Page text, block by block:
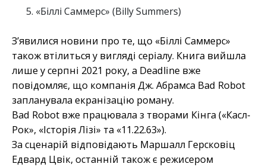
«Біллі Саммерс» (Billy Summers)
З’явилися новини про те, що «Біллі Саммерс»
також втілиться у вигляді серіалу. Книга вийшла
лише у серпні 2021 року, а Deadline вже
повідомляє, що компанія Дж. Абрамса Bad Robot
запланувала екранізацію роману.
Bad Robot вже працювала з творами Кінга («Касл-
Рок», «Історія Лізі» та «11.22.63»).
За сценарій відповідають Маршалл Герсковіц
Едвард Цвік, останній також є режисером